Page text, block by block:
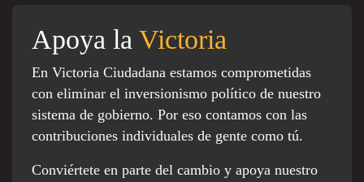
Apoya la Victoria
En Victoria Ciudadana estamos comprometidas
con eliminar el inversionismo político de nuestro
sistema de gobierno. Por eso contamos con las
contribuciones individuales de gente como tú.
Conviértete en parte del cambio y apoya nuestro